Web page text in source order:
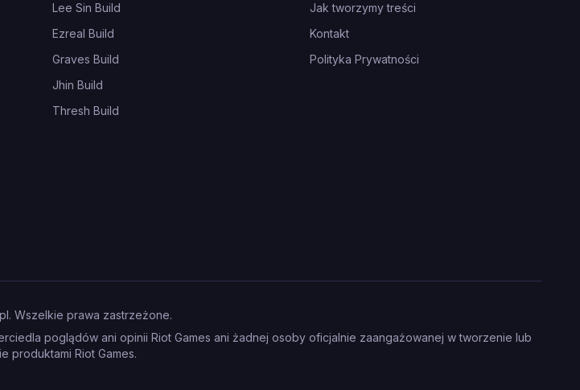
Lee Sin Build
Ezreal Build
Graves Build
Jhin Build
Thresh Build
Jak tworzymy treści
Kontakt
Polityka Prywatności
Wszelkie prawa zastrzeżone.
poglądów ani opinii Riot Games ani żadnej osoby oficjalnie zaangażowanej w tworzenie lub
produktami Riot Games.